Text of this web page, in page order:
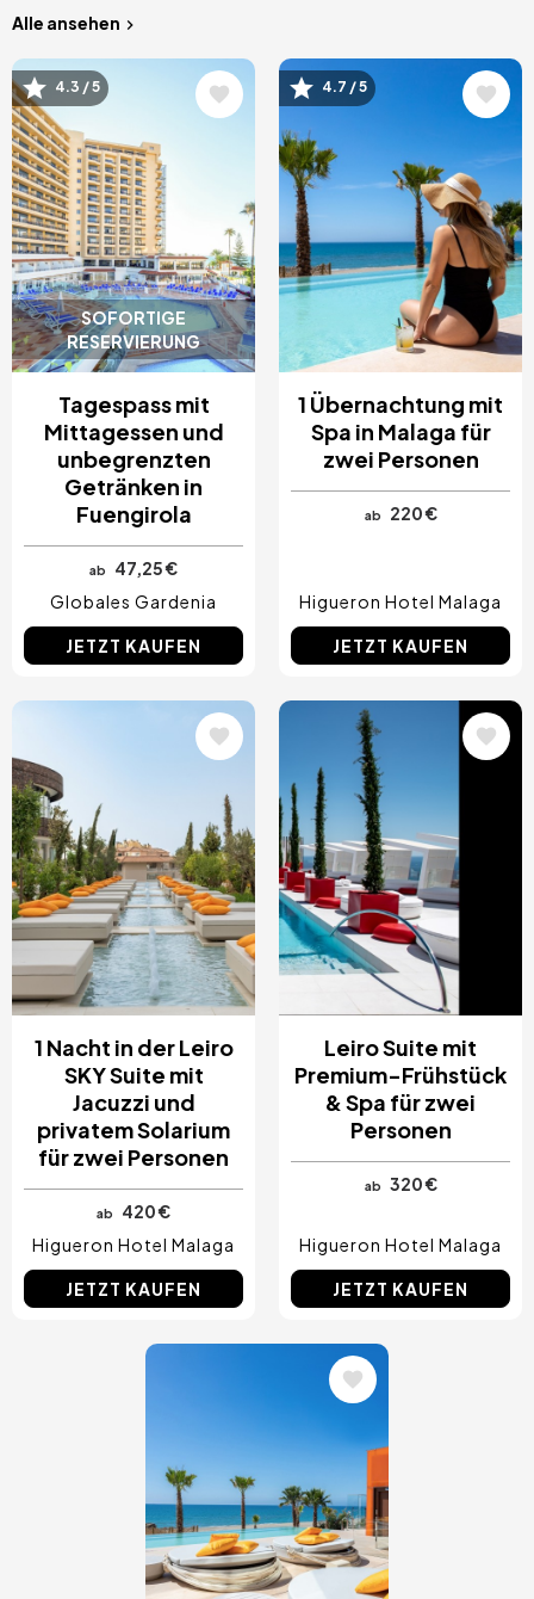
Alle ansehen
SOFORTIGE
RESERVIERUNG
Bild4.3 / 5
Tagespass mit
Mittagessen und
unbegrenzten
Getränken in
Fuengirola
ab
47,25 €
Globales Gardenia
JETZT KAUFEN
Bild4.7 / 5
1 Übernachtung mit
Spa in Malaga für
zwei Personen
ab 220 €
Higueron Hotel Malaga
JETZT KAUFEN
1 Nacht in der Leiro
SKY Suite mit
Jacuzzi und
privatem Solarium
für zwei Personen
ab
420 €
Higueron Hotel Malaga
JETZT KAUFEN
Leiro Suite mit
Premium-Frühstück
& Spa für zwei
Personen
ab 320 €
Higueron Hotel Malaga
JETZT KAUFEN